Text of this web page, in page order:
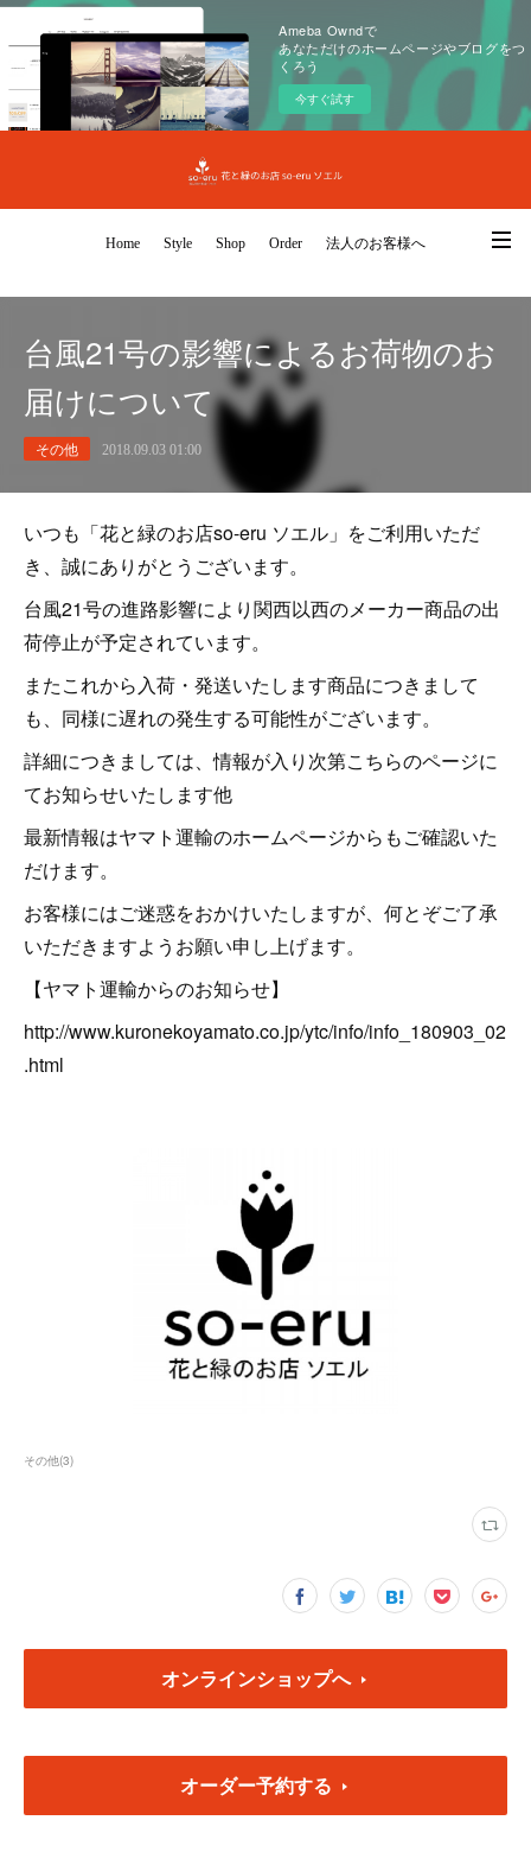
Ameba Owndで
あなただけのホームページやブログをつ
くろう
今すぐ試す
Home Style Shop Order 法人のお客様へ
台風21号の影響によるお荷物のお
届けについて
その他 2018.09.03 01:00
いつも「花と緑のお店so-eru ソエル」をご利用いただ
き、誠にありがとうございます。
台風21号の進路影響により関西以西のメーカー商品の出
荷停止が予定されています。
またこれから入荷・発送いたします商品につきまして
も、同様に遅れの発生する可能性がございます。
詳細につきましては、情報が入り次第こちらのページに
てお知らせいたします他
最新情報はヤマト運輸のホームページからもご確認いた
だけます。
お客様にはご迷惑をおかけいたしますが、何とぞご了承
いただきますようお願い申し上げます。
【ヤマト運輸からのお知らせ】
http://www.kuronekoyamato.co.jp/ytc/info/info_180903_02
.html
その他(3)
オンラインショップへ
オーダー予約する